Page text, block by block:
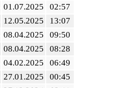
01.07.2025
02:57
12.05.2025
13:07
08.04.2025
09:50
08.04.2025
08:28
04.02.2025
06:49
27.01.2025
00:45